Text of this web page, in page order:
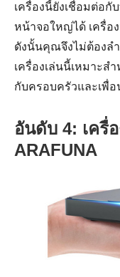
เครื่องนี้ยังเชื่อมต่อกั
หน้าจอใหญ่ได้ เครื่อ
ดังนั้นคุณจึงไม่ต้องล
เครื่องเล่นนี้เหมาะ
กับครอบครัวและเพื่อ
อันดับ 4: เครื่
ARAFUNA